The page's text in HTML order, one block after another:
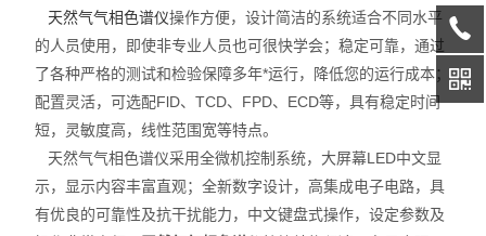
水份测定仪
微波消解/萃取仪
色谱配套设备
天然气气相色谱仪操作方便，设计简洁的系统适合不同水平
的人员使用，即使非专业人员也可很快学会；稳定可靠，通过
了各种严格的测试和检验保障多年*运行，降低您的运行成本；
配置灵活，可选配FlD、TCD、FPD、ECD等，具有稳定时间
短，灵敏度高，线性范围宽等特点。
天然气气相色谱仪采用全微机控制系统，大屏幕LED中文显
示，显示内容丰富直观；全新数字设计，高集成电子电路，具
有优良的可靠性及抗干扰能力，中文键盘式操作，设定参数及